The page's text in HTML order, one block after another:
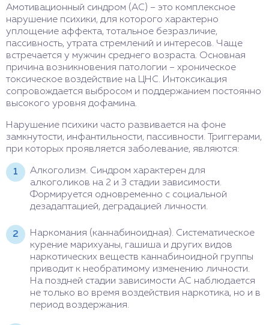
Амотивационный синдром (АС) – это комплексное
нарушение психики, для которого характерно
уплощение аффекта, тотальное безразличие,
пассивность, утрата стремлений и интересов. Чаще
встречается у мужчин среднего возраста. Основная
причина возникновения патологии – хроническое
токсическое воздействие на ЦНС. Интоксикация
сопровождается выбросом и поддержанием постоянно
высокого уровня дофамина.
Нарушение психики часто развивается на фоне
замкнутости, инфантильности, пассивности. Триггерами,
при которых проявляется заболевание, являются:
Алкоголизм. Синдром характерен для
алкоголиков на 2 и 3 стадии зависимости.
Формируется одновременно с социальной
дезадаптацией, деградацией личности.
Наркомания (каннабиноидная). Систематическое
курение марихуаны, гашиша и других видов
наркотических веществ каннабиноидной группы
приводит к необратимому изменению личности.
На поздней стадии зависимости АС наблюдается
не только во время воздействия наркотика, но и в
период воздержания.